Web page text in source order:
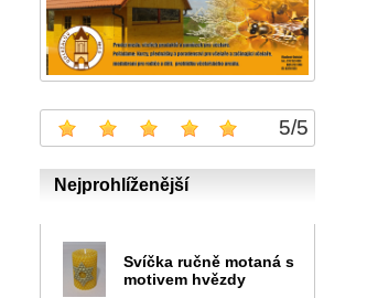
5/5
Nejprohlíženější
Svíčka ručně motaná s
motivem hvězdy